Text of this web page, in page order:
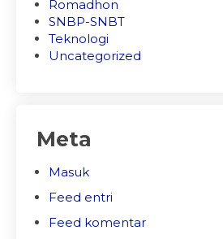
Romadhon
SNBP-SNBT
Teknologi
Uncategorized
Meta
Masuk
Feed entri
Feed komentar